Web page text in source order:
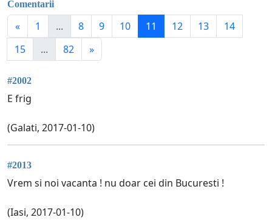
Comentarii
« 1 ... 8 9 10 11 12 13
14
15
... 82 »
#2002
E frig
(Galati, 2017-01-10)
#2013
Vrem si noi vacanta ! nu doar cei din Bucuresti !
(Iasi, 2017-01-10)